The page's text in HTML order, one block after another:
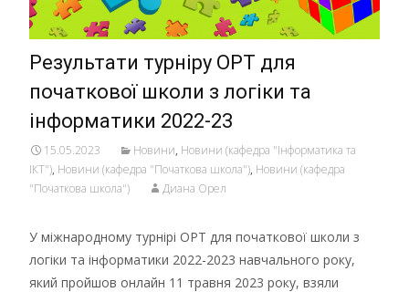
Результати турніру ОРТ для
початкової школи з логіки та
інформатики 2022-23
15.05.2023 Новини, Новини (кафедра "Інформатика та
ІКТ"), Новини (кафедра "Початкова школа"), Новини (кафедра
"Початкова школа")
Диана Орел
У міжнародному турнірі ОРТ для початкової школи з
логіки та інформатики 2022-2023 навчального року,
який пройшов онлайн 11 травня 2023 року, взяли